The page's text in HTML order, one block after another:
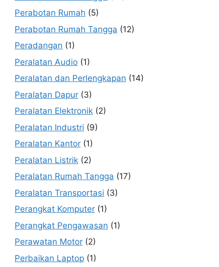
Perabotan Rumah (5)
Perabotan Rumah Tangga (12)
Peradangan (1)
Peralatan Audio (1)
Peralatan dan Perlengkapan (14)
Peralatan Dapur (3)
Peralatan Elektronik (2)
Peralatan Industri (9)
Peralatan Kantor (1)
Peralatan Listrik (2)
Peralatan Rumah Tangga (17)
Peralatan Transportasi (3)
Perangkat Komputer (1)
Perangkat Pengawasan (1)
Perawatan Motor (2)
Perbaikan Laptop (1)